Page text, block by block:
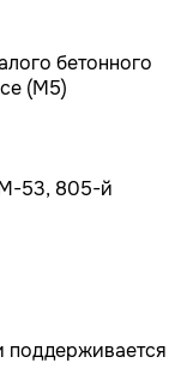
бетонного
(М5)
53, 805-й
поддерживается